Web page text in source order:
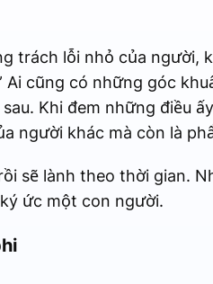
trách lỗi nhỏ của người,
Ai cũng có những góc
Khi đem những điều
người khác mà còn là
sẽ lành theo thời gian.
ức một con người.